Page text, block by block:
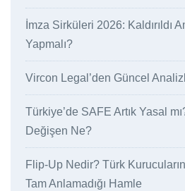
İmza Sirküleri 2026: Kaldırıldı
Yapmalı?
Vircon Legal’den Güncel
Türkiye’de SAFE Artık Yasal
Değişen Ne?
Flip-Up Nedir? Türk
Tam Anlamadığı Hamle